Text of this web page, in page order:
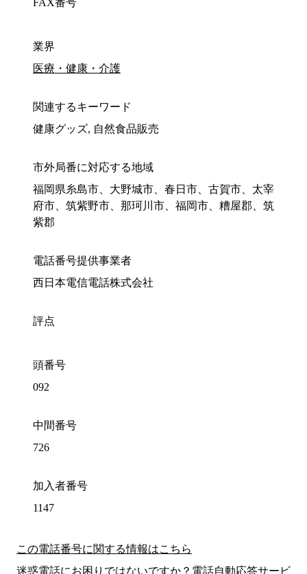
FAX番号
業界
医療・健康・介護
関連するキーワード
健康グッズ, 自然食品販売
市外局番に対応する地域
福岡県糸島市、大野城市、春日市、古賀市、太宰
府市、筑紫野市、那珂川市、福岡市、糟屋郡、筑
紫郡
電話番号提供事業者
西日本電信電話株式会社
評点
頭番号
092
中間番号
726
加入者番号
1147
この電話番号に関する情報はこちら
迷惑電話にお困りではないですか？電話自動応答サービ